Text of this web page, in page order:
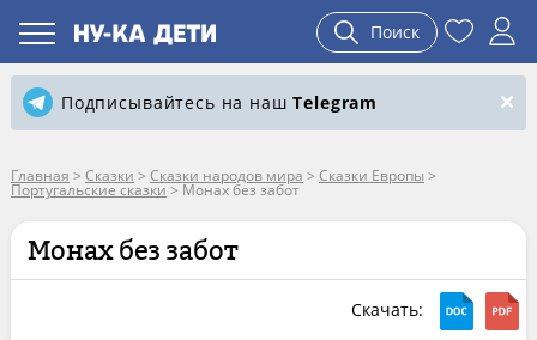
Поиск
Подписывайтесь на нашTelegram
Главная > Сказки > Сказки народов мира > Сказки Европы >
Португальские сказки>Монах без забот
Монах без забот
Скачать: